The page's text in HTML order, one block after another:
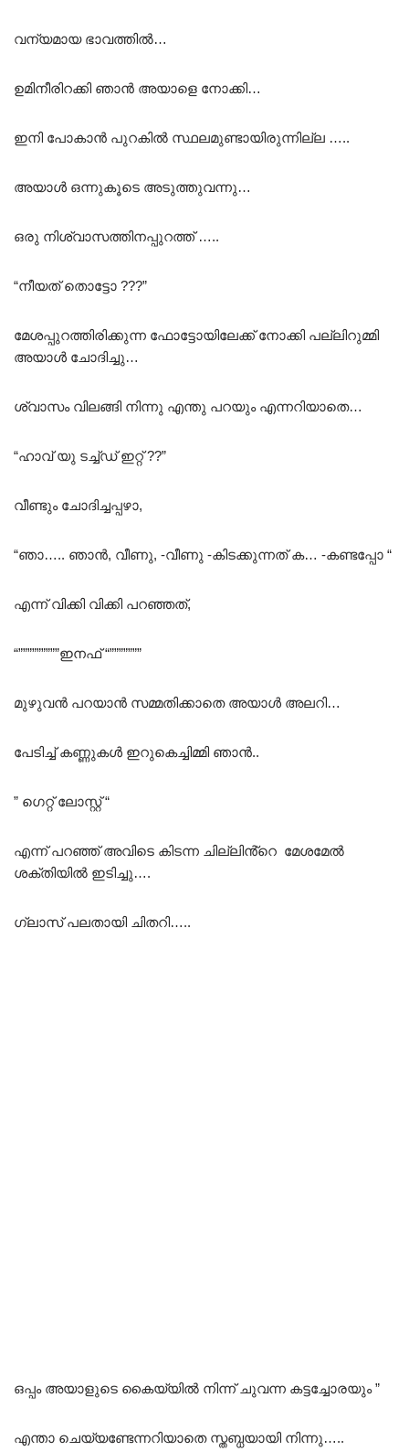
വന്യമായ ഭാവത്തിൽ…
ഉമിനീരിറക്കി ഞാൻ അയാളെ നോക്കി…
ഇനി പോകാൻ പുറകിൽ സ്ഥലമുണ്ടായിരുന്നില്ല …..
അയാൾ ഒന്നുകൂടെ അടുത്തുവന്നു…
ഒരു നിശ്വാസത്തിനപ്പുറത്ത് …..
“നീയത് തൊട്ടോ ???”
മേശപ്പുറത്തിരിക്കുന്ന ഫോട്ടോയിലേക്ക് നോക്കി പല്ലിറുമ്മി
അയാൾ ചോദിച്ചു…
ശ്വാസം വിലങ്ങി നിന്നു എന്തു പറയും എന്നറിയാതെ…
“ഹാവ് യു ടച്ച്ഡ് ഇറ്റ് ??”
വീണ്ടും ചോദിച്ചപ്പഴാ,
“ഞാ….. ഞാൻ, വീണു, -വീണു -കിടക്കുന്നത് ക… -കണ്ടപ്പോ “
എന്ന് വിക്കി വിക്കി പറഞ്ഞത്,
“”””””””””ഇനഫ് “”””””””
മുഴുവൻ പറയാൻ സമ്മതിക്കാതെ അയാൾ അലറി…
പേടിച്ച് കണ്ണുകൾ ഇറുകെച്ചിമ്മി ഞാൻ..
” ഗെറ്റ് ലോസ്റ്റ് “
എന്ന് പറഞ്ഞ് അവിടെ കിടന്ന ചില്ലിൻ്റെ മേശമേൽ
ശക്തിയിൽ ഇടിച്ചു….
ഗ്ലാസ് പലതായി ചിതറി…..
ഒപ്പം അയാളുടെ കൈയ്യിൽ നിന്ന് ചുവന്ന കട്ടച്ചോരയും ”
എന്താ ചെയ്യണ്ടേന്നറിയാതെ സ്തബ്ധയായി നിന്നു…..